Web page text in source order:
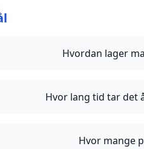
Hvordan lager
Hvor lang tid tar det
Hvor mange